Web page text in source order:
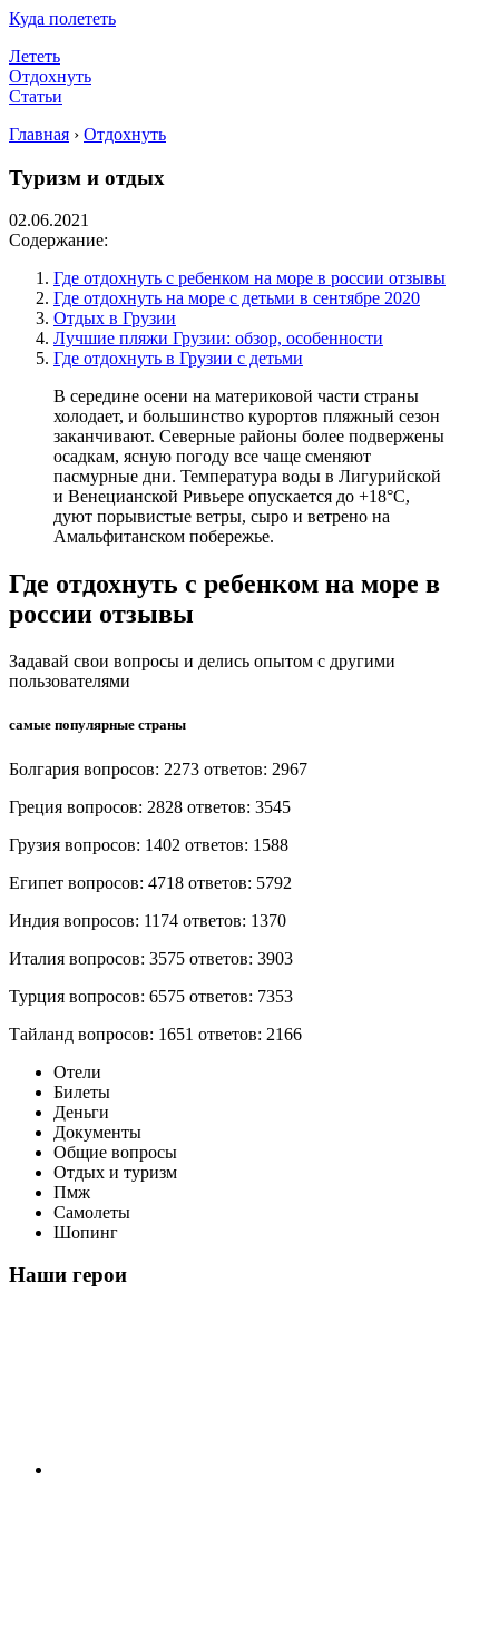
Куда полететь
Лететь
Отдохнуть
Статьи
Главная › Отдохнуть
Туризм и отдых
02.06.2021
Содержание:
Где отдохнуть с ребенком на море в россии отзывы
Где отдохнуть на море с детьми в сентябре 2020
Отдых в Грузии
Лучшие пляжи Грузии: обзор, особенности
Где отдохнуть в Грузии с детьми
В середине осени на материковой части страны
холодает, и большинство курортов пляжный сезон
заканчивают. Северные районы более подвержены
осадкам, ясную погоду все чаще сменяют
пасмурные дни. Температура воды в Лигурийской
и Венецианской Ривьере опускается до +18°С,
дуют порывистые ветры, сыро и ветрено на
Амальфитанском побережье.
Где отдохнуть с ребенком на море в
россии отзывы
Задавай свои вопросы и делись опытом с другими
пользователями
самые популярные страны
Болгария вопросов: 2273 ответов: 2967
Греция вопросов: 2828 ответов: 3545
Грузия вопросов: 1402 ответов: 1588
Египет вопросов: 4718 ответов: 5792
Индия вопросов: 1174 ответов: 1370
Италия вопросов: 3575 ответов: 3903
Турция вопросов: 6575 ответов: 7353
Тайланд вопросов: 1651 ответов: 2166
Отели
Билеты
Деньги
Документы
Общие вопросы
Отдых и туризм
Пмж
Самолеты
Шопинг
Наши герои